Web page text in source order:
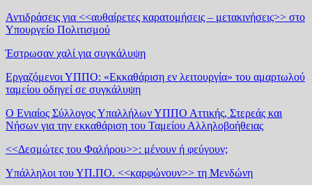
Αντιδράσεις για <<αυθαίρετες καρατομήσεις – μετακινήσεις>> στο
Υπουργείο Πολιτισμού
Έστρωσαν χαλί για συγκάλυψη
Εργαζόμενοι ΥΠΠΟ: «Εκκαθάριση εν λειτουργία» του αμαρτωλού
ταμείου οδηγεί σε συγκάλυψη
Ο Ενιαίος Σύλλογος Υπαλλήλων ΥΠΠΟ Αττικής, Στερεάς και
Νήσων για την εκκαθάριση του Ταμείου Αλληλοβοήθειας
<<Δεσμώτες του Φαλήρου>>: μένουν ή φεύγουν;
Υπάλληλοι του ΥΠ.ΠΟ. <<καρφώνουν>> τη Μενδώνη